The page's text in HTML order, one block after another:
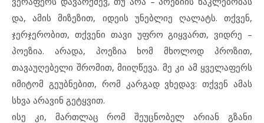
და, ამის მიზეზით, იდეის უნებლიე ღალატს. თქვენ,
ჯერჯერობით, თქვენი თავი უფრო გიყვართ, ვიდრე –
პოეზია. არადა, პოეზია ხომ მხოლოდ პროზით,
თავაუღებელი შრომით, მიიღწევა. მე კი ამ ყველაფერს
იმიტომ გეუბნებით, რომ კარგად ვხედავ: თქვენ ამას
სხვა არავინ გეტყვით.
ისე კი, მართლაც რომ შეუცნობელ არიან გზანი